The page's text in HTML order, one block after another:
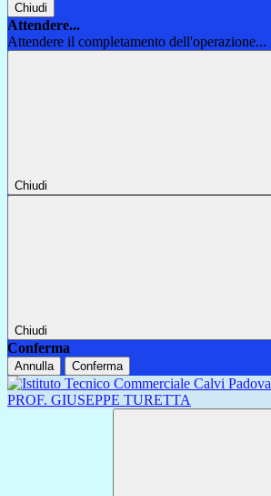
Chiudi
Attendere...
Attendere il completamento dell'operazione...
Chiudi
Chiudi
Conferma
Annulla Conferma